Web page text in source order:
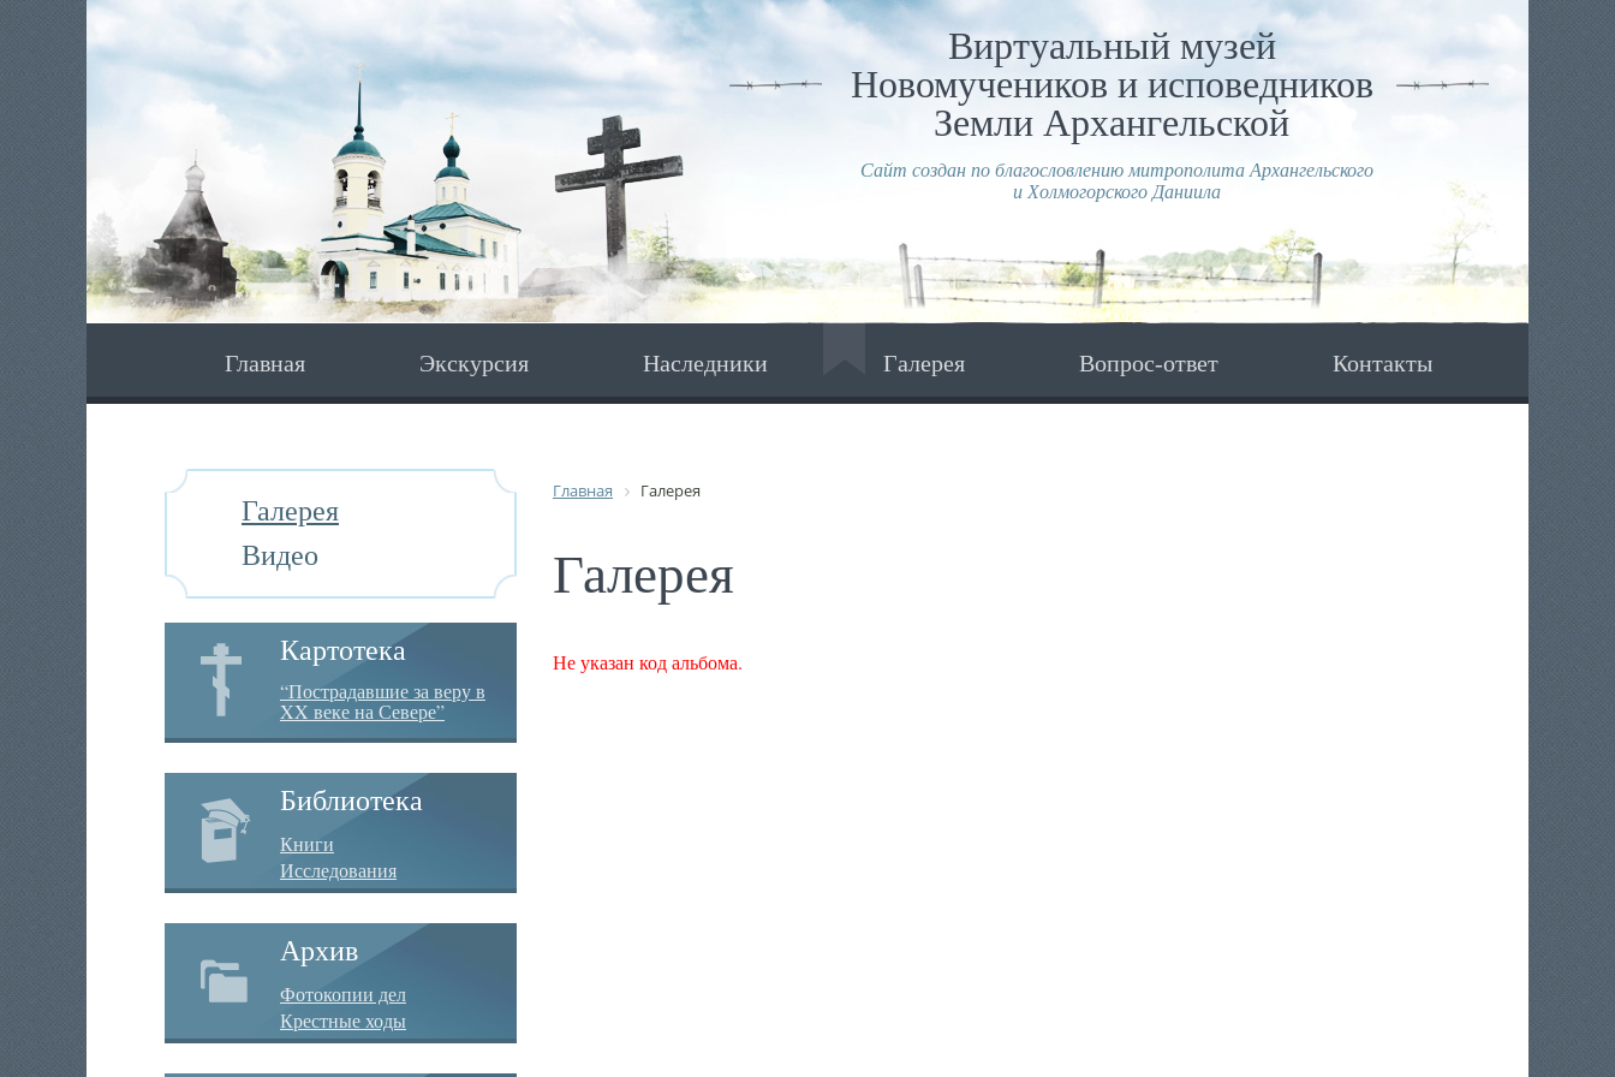
Виртуальный музей
Новомучеников и исповедников
Земли Архангельской
Сайт создан по благословлению митрополита Архангельского
и Холмогорского Даниила
Главная Экскурсия Наследники Галерея Вопрос-ответ Контакты
Галерея
Видео
Картотека
“Пострадавшие за веру в
XX веке на Севере”
Библиотека
Книги
Исследования
Архив
Фотокопии дел
Крестные ходы
Главная Галерея
Галерея
Не указан код альбома.